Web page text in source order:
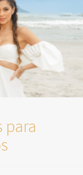
para